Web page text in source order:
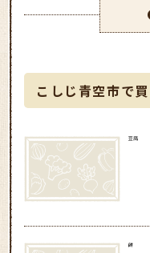
こしじ青空市で
豆腐
餅